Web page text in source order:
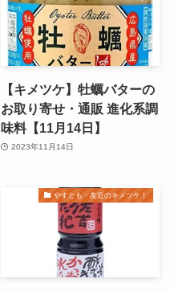
【キメツケ】牡蠣バターの
お取り寄せ・通販 進化系調
味料【11月14日】
2023年11月14日
やすとも・友近のキメツケ！